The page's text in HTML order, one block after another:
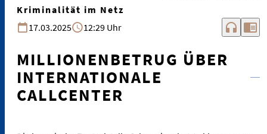
Kriminalität im Netz
17.03.2025
12:29 Uhr headphones chrome_reader_mode
MILLIONENBETRUG ÜBER
INTERNATIONALE
CALLCENTER